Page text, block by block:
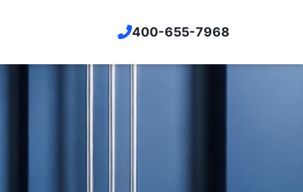
400-655-7968